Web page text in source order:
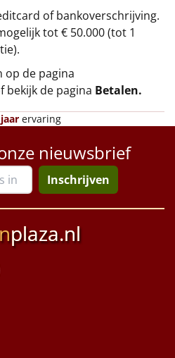
of bankoverschrijving.
tot € 50.000 (tot 1
op de pagina
bekijk de pagina Betalen.
ervaring
nieuwsbrief
Inschrijven
plaza.nl